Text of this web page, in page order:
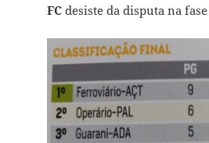
FCdesiste da disputa na